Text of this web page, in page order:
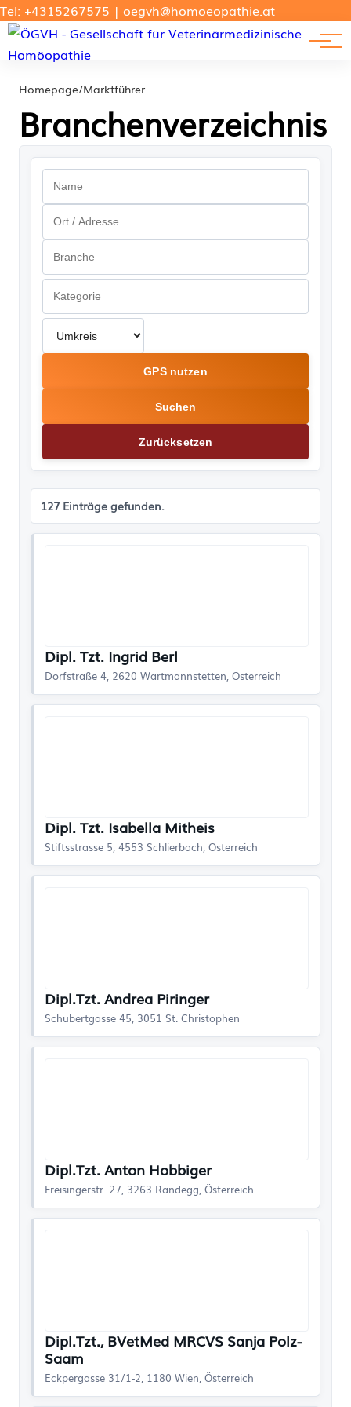
Tel: +4315267575 | oegvh@homoeopathie.at
Tierarzt-Suche
Forschung
News
Links
Homepage/Marktführer
Branchenverzeichnis
GPS nutzen
Suchen
Zurücksetzen
127 Einträge gefunden.
Dipl. Tzt. Ingrid Berl
Dorfstraße 4, 2620 Wartmannstetten, Österreich
Dipl. Tzt. Isabella Mitheis
Stiftsstrasse 5, 4553 Schlierbach, Österreich
Dipl.Tzt. Andrea Piringer
Schubertgasse 45, 3051 St. Christophen
Dipl.Tzt. Anton Hobbiger
Freisingerstr. 27, 3263 Randegg, Österreich
Dipl.Tzt., BVetMed MRCVS Sanja Polz-
Saam
Eckpergasse 31/1-2, 1180 Wien, Österreich